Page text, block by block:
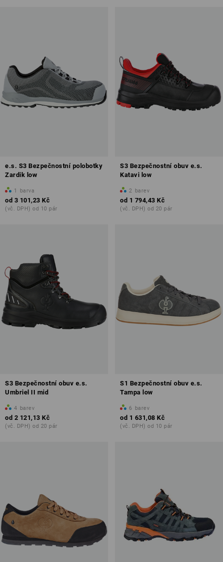
e.s. S3 Bezpečnostní polobotky
Zardik low
1 barva
od 3 101,23 Kč
(vč. DPH) od 10 pár
S3 Bezpečnostní obuv e.s.
Katavi low
2 barev
od 1 794,43 Kč
(vč. DPH) od 20 pár
S3 Bezpečnostní obuv e.s.
Umbriel II mid
4 barev
od 2 121,13 Kč
(vč. DPH) od 20 pár
S1 Bezpečnostní obuv e.s.
Tampa low
6 barev
od 1 631,08 Kč
(vč. DPH) od 10 pár